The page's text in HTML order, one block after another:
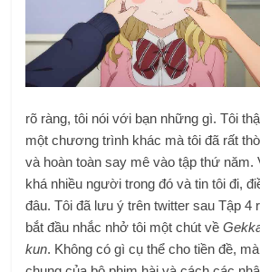
rõ ràng, tôi nói với bạn những gì. Tôi
một chương trình khác mà tôi đã rất
và hoàn toàn say mê vào tập thứ năm.
khá nhiều người trong đó và tin tôi đi,
đâu. Tôi đã lưu ý trên twitter sau Tập 4
bắt đầu nhắc nhở tôi một chút về
kun. Không có gì cụ thể cho tiền đề,